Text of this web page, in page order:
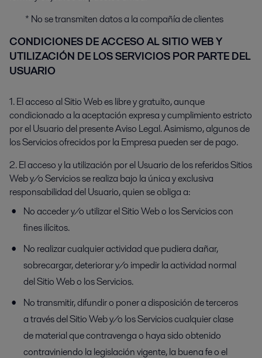
* No se transmiten datos a la compañía de clientes
CONDICIONES DE ACCESO AL SITIO WEB Y
UTILIZACIÓN DE LOS SERVICIOS POR PARTE DEL
USUARIO
1. El acceso al Sitio Web es libre y gratuito, aunque
condicionado a la aceptación expresa y cumplimiento estricto
por el Usuario del presente Aviso Legal. Asimismo, algunos de
los Servicios ofrecidos por la Empresa pueden ser de pago.
2. El acceso y la utilización por el Usuario de los referidos Sitios
Web y/o Servicios se realiza bajo la única y exclusiva
responsabilidad del Usuario, quien se obliga a:
No acceder y/o utilizar el Sitio Web o los Servicios con
fines ilícitos.
No realizar cualquier actividad que pudiera dañar,
sobrecargar, deteriorar y/o impedir la actividad normal
del Sitio Web o los Servicios.
No transmitir, difundir o poner a disposición de terceros
a través del Sitio Web y/o los Servicios cualquier clase
de material que contravenga o haya sido obtenido
contraviniendo la legislación vigente, la buena fe o el